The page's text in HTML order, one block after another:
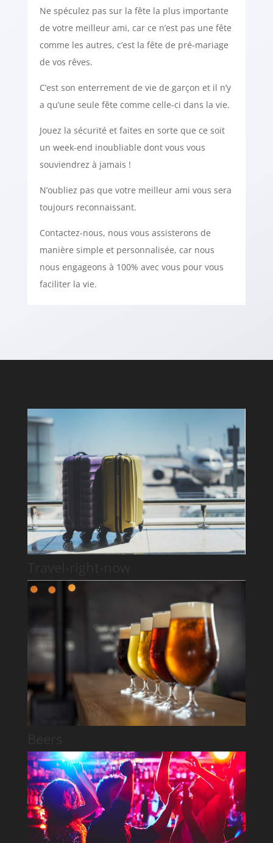
Ne spéculez pas sur la fête la plus importante
de votre meilleur ami, car ce n’est pas une fête
comme les autres, c’est la fête de pré-mariage
de vos rêves.
C’est son enterrement de vie de garçon et il n’y
a qu’une seule fête comme celle-ci dans la vie.
Jouez la sécurité et faites en sorte que ce soit
un week-end inoubliable dont vous vous
souviendrez à jamais !
N’oubliez pas que votre meilleur ami vous sera
toujours reconnaissant.
Contactez-nous, nous vous assisterons de
manière simple et personnalisée, car nous
nous engageons à 100% avec vous pour vous
faciliter la vie.